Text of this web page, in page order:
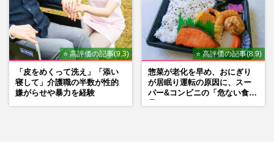
⭐ 高評価の記事(9.3)
「皮をめくって洗え」「添い
寝して」介護職の半数が性的
嫌がらせや暴力を経験
⭐ 高評価の記事(8.9)
惣菜が老化を早め、おにぎり
が居眠り運転の原因に、スー
パー&コンビニの「危ない食